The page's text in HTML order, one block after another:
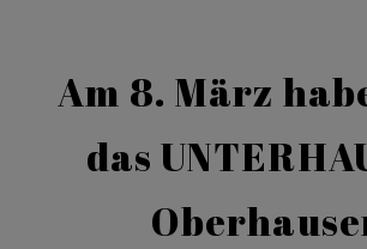
Am 8. März
das